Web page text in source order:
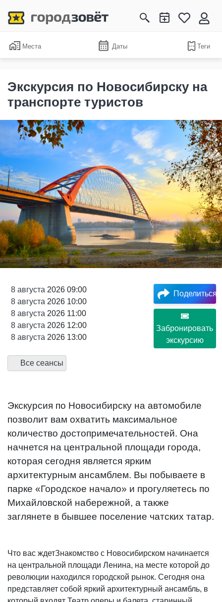
Места Даты Теги
Экскурсия по Новосибирску на
транспорте туристов
8 августа 2026 09:00
8 августа 2026 10:00
8 августа 2026 11:00
8 августа 2026 12:00
8 августа 2026 13:00
Все сеансы
Поделиться
Забронировать
экскурсию
Экскурсия по Новосибирску на автомобиле
позволит вам охватить максимальное
количество достопримечательностей. Она
начнется на центральной площади города,
которая сегодня является ярким
архитектурным ансамблем. Вы побываете в
парке «Городское начало» и прогуляетесь по
Михайловской набережной, а также
заглянете в бывшее поселение чатских татар.
Что вас ждетЗнакомство с Новосибирском начинается
на центральной площади Ленина, на месте которой до
революции находился городской рынок. Сегодня она
представляет собой яркий архитектурный ансамбль, в